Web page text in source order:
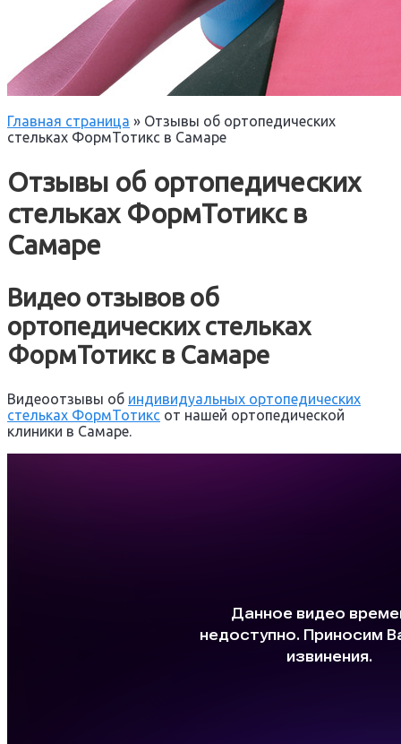
Главная страница » Отзывы об ортопедических
стельках ФормТотикс в Самаре
Отзывы об ортопедических
стельках ФормТотикс в
Самаре
Видео отзывов об
ортопедических стельках
ФормТотикс в Самаре
Видеоотзывы об индивидуальных ортопедических
стельках ФормТотикс от нашей ортопедической
клиники в Самаре.